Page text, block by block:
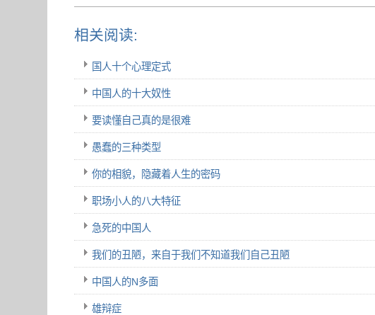
相关阅读:
国人十个心理定式
中国人的十大奴性
要读懂自己真的是很难
愚蠢的三种类型
你的相貌，隐藏着人生的密码
职场小人的八大特征
急死的中国人
我们的丑陋，来自于我们不知道我们自己丑陋
中国人的N多面
雄辩症